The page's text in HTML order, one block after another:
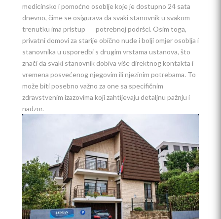
medicinsko i pomoćno osoblje koje je dostupno 24 sata
dnevno, čime se osigurava da svaki stanovnik u svakom
trenutku ima pristup potrebnoj podršci. Osim toga,
privatni domovi za starije obično nude i bolji omjer osoblja i
stanovnika u usporedbi s drugim vrstama ustanova, što
znači da svaki stanovnik dobiva više direktnog kontakta i
vremena posvećenog njegovim ili njezinim potrebama. To
može biti posebno važno za one sa specifičnim
zdravstvenim izazovima koji zahtijevaju detaljnu pažnju i
nadzor.